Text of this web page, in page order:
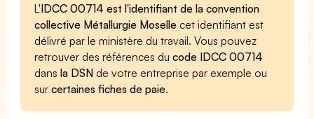
L'IDCC 00714 est l'identifiant de la convention
collective Métallurgie Moselle cet identifiant est
délivré par le ministère du travail. Vous pouvez
retrouver des références ducode IDCC 00714
dansla DSN de votre entreprise par exemple ou
surcertaines fiches de paie.